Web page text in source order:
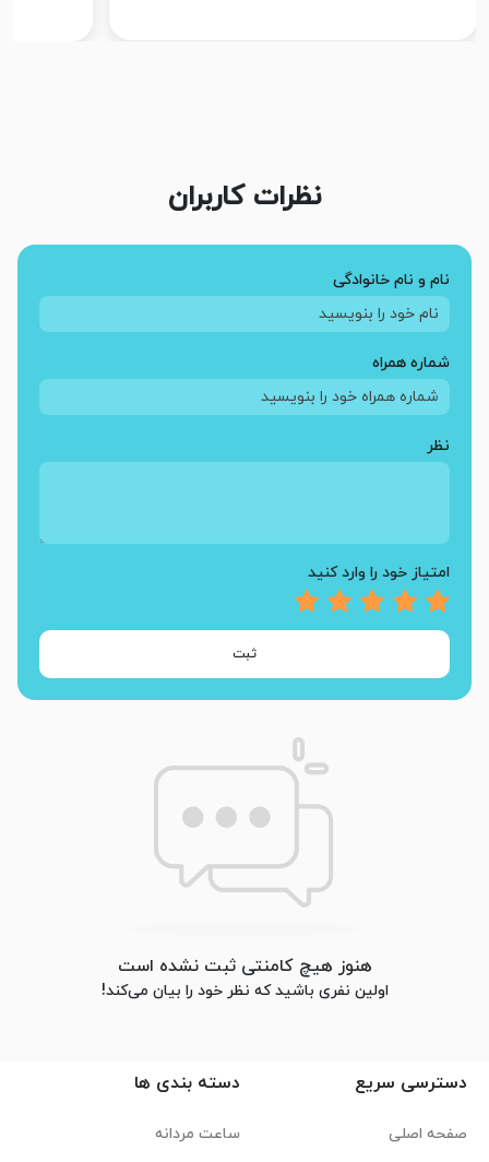
نظرات کاربران
نام و نام خانوادگی
شماره همراه
نظر
امتیاز خود را وارد کنید
ثبت
هنوز هیچ کامنتی ثبت نشده است
اولین نفری باشید که نظر خود را بیان می‌کند!
دسترسی سریع
صفحه اصلی
دسته بندی ها
ساعت مردانه